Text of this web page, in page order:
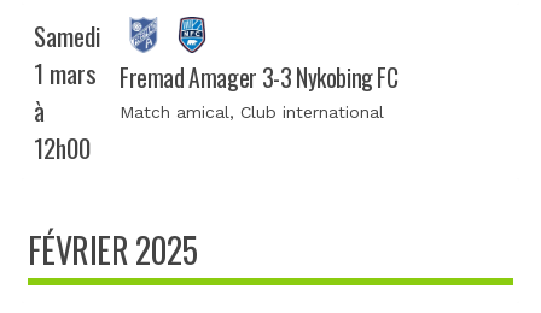
Samedi
1 mars
à
12h00
Fremad Amager 3-3 Nykobing FC
Match amical, Club international
FÉVRIER 2025